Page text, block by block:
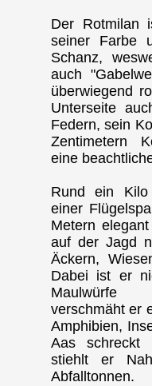
Der Rotmilan
seiner Farbe
Schanz,
auch
überwiegend
Unterseite
Federn, sein
Zentimetern
eine
Rund ein
einer
Metern
auf der Jagd
Äckern,
Dabei ist er
Maulwürfe
verschmäht er
Amphibien,
Aas schreckt
stiehlt er
Abfalltonnen.